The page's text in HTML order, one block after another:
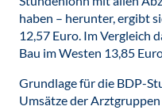
haben – herunter, ergibt
12,57 Euro. Im Vergleich
Bau im Westen 13,85
Grundlage für die BDP-
Umsätze der